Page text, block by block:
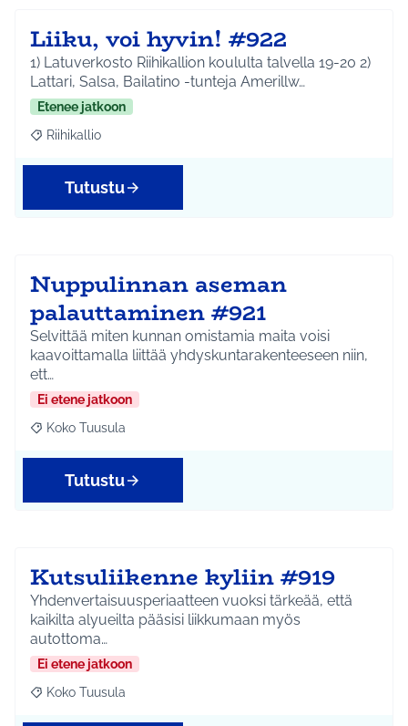
Liiku, voi hyvin! #922
1) Latuverkosto Riihikallion koululta talvella 19-20 2)
Lattari, Salsa, Bailatino -tunteja Amerillw…
Etenee jatkoon
Rajaa tulokset aihepiirin mukaan: Riihikallio
Riihikallio
Tutustu
Nuppulinnan aseman
palauttaminen #921
Selvittää miten kunnan omistamia maita voisi
kaavoittamalla liittää yhdyskuntarakenteeseen niin,
ett…
Ei etene jatkoon
Rajaa tulokset aihepiirin mukaan: Koko Tuusula
Koko Tuusula
Tutustu
Kutsuliikenne kyliin #919
Yhdenvertaisuusperiaatteen vuoksi tärkeää, että
kaikilta alyueilta pääsisi liikkumaan myös
autottoma…
Ei etene jatkoon
Rajaa tulokset aihepiirin mukaan: Koko Tuusula
Koko Tuusula